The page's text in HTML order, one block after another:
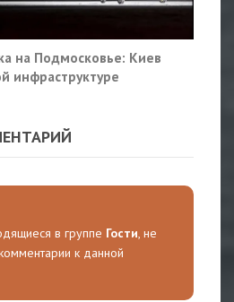
на Подмосковье: Киев
инфраструктуре
в группе Гости, не
к данной